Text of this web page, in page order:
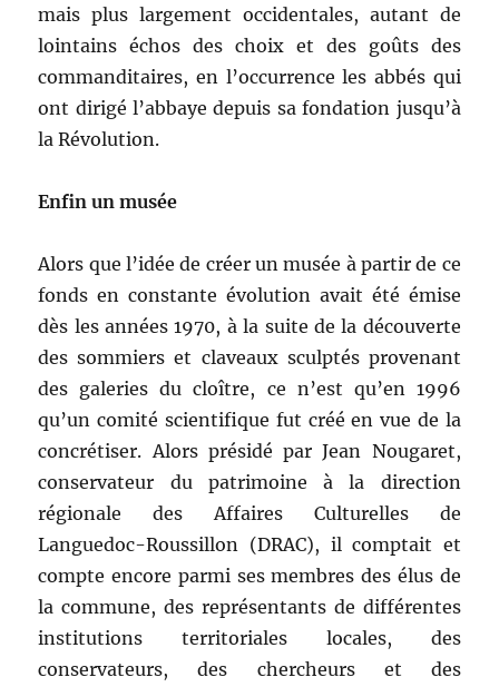
mais plus largement occidentales, autant de
lointains échos des choix et des goûts des
commanditaires, en l’occurrence les abbés qui
ont dirigé l’abbaye depuis sa fondation jusqu’à
la Révolution.
Enfin un musée
Alors que l’idée de créer un musée à partir de ce
fonds en constante évolution avait été émise
dès les années 1970, à la suite de la découverte
des sommiers et claveaux sculptés provenant
des galeries du cloître, ce n’est qu’en 1996
qu’un comité scientifique fut créé en vue de la
concrétiser. Alors présidé par Jean Nougaret,
conservateur du patrimoine à la direction
régionale des Affaires Culturelles de
Languedoc-Roussillon (DRAC), il comptait et
compte encore parmi ses membres des élus de
la commune, des représentants de différentes
institutions territoriales locales, des
conservateurs, des chercheurs et des